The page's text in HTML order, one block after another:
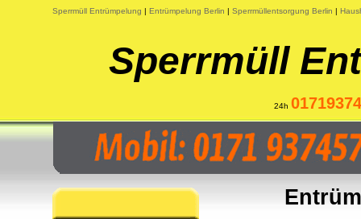
Sperrmüll Entrümpelung | Entrümpelung Berlin | Sperrmüllentsorgung Berlin |
Sperrmüll
24h